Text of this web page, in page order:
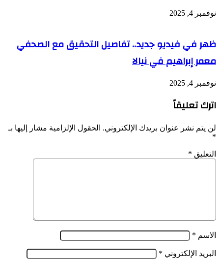
نوفمبر 4, 2025
ظهر في فيديو جديد.. تفاصيل التحقيق مع الصحفي
معمر إبراهيم في نيالا
نوفمبر 4, 2025
اترك تعليقاً
لن يتم نشر عنوان بريدك الإلكتروني. الحقول الإلزامية مشار إليها بـ
*
التعليق *
الاسم *
البريد الإلكتروني *